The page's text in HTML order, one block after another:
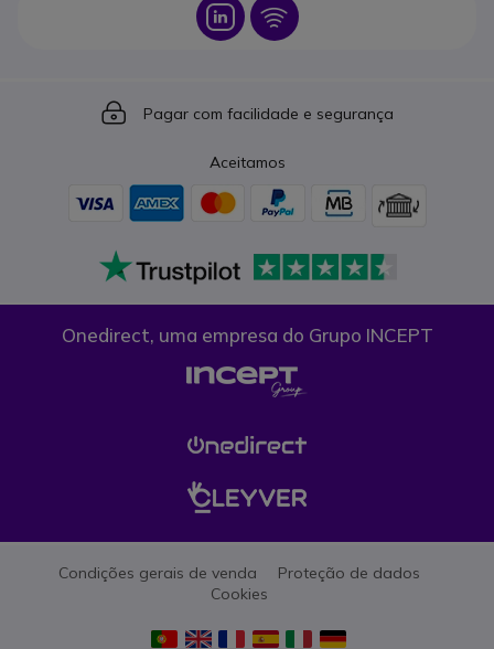
Icon Icon
Icon
Pagar com facilidade e segurança
Aceitamos
Onedirect, uma empresa do Grupo INCEPT
Condições gerais de venda
Proteção de dados
Cookies